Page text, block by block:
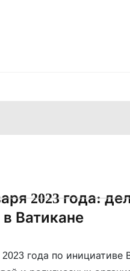
2023 года:
Ватикане
года по инициативе